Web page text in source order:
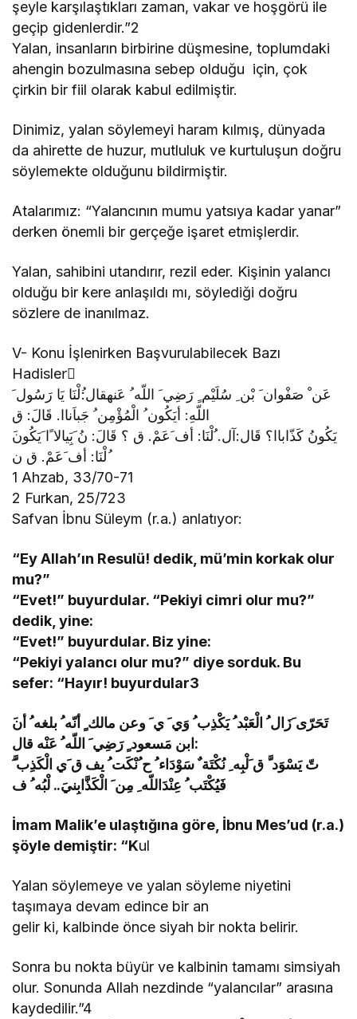
şeyle karşılaştıkları zaman, vakar ve hoşgörü ile
geçip gidenlerdir.”2
Yalan, insanların birbirine düşmesine, toplumdaki
ahengin bozulmasına sebep olduğu için, çok
çirkin bir fiil olarak kabul edilmiştir.
Dinimiz, yalan söylemeyi haram kılmış, dünyada
da ahirette de huzur, mutluluk ve kurtuluşun doğru
söylemekte olduğunu bildirmiştir.
Atalarımız: “Yalancının mumu yatsıya kadar yanar”
derken önemli bir gerçeğe işaret etmişlerdir.
Yalan, sahibini utandırır, rezil eder. Kişinin yalancı
olduğu bir kere anlaşıldı mı, söylediği doğru
sözlere de inanılmaz.
V- Konu İşlenirken Başvurulabilecek Bazı
Hadislerْ
عَن ْ صَفْوان َ بْن ِ سُلَيْم ٍ رَضِي َ اللّه ُ عَنهقال:ُلْنَا يَا رَسُول َ
اللّهِ: أيَكُون ُ الْمُؤْمِن ُ جَباَناا. قَالَ: ق
ُلْنَا: أف َعَمْ. ق ن
1 Ahzab, 33/70-71
2 Furkan, 25/723
Safvan İbnu Süleym (r.a.) anlatıyor:
“Ey Allah’ın Resulü! dedik, mü’min korkak olur
mu?”
“Evet!” buyurdular. “Pekiyi cimri olur mu?”
dedik, yine:
“Evet!” buyurdular. Biz yine:
“Pekiyi yalancı olur mu?” diye sorduk. Bu
sefer: “Hayır! buyurdular3
ابن مَسعود ٍ رَضِي َ اللّه ُ عَنْه قال:
فَيُكْتَب ُ عِنْدَاللّه ِ مِن َ الْكَذَّابِنيَ.. لْبُه ُ ف
İmam Malik’e ulaştığına göre, İbnu Mes’ud (r.a.)
şöyle demiştir: “Kul
Yalan söylemeye ve yalan söyleme niyetini
taşımaya devam edince bir an
gelir ki, kalbinde önce siyah bir nokta belirir.
Sonra bu nokta büyür ve kalbinin tamamı simsiyah
olur. Sonunda Allah nezdinde “yalancılar” arasına
kaydedilir.”4